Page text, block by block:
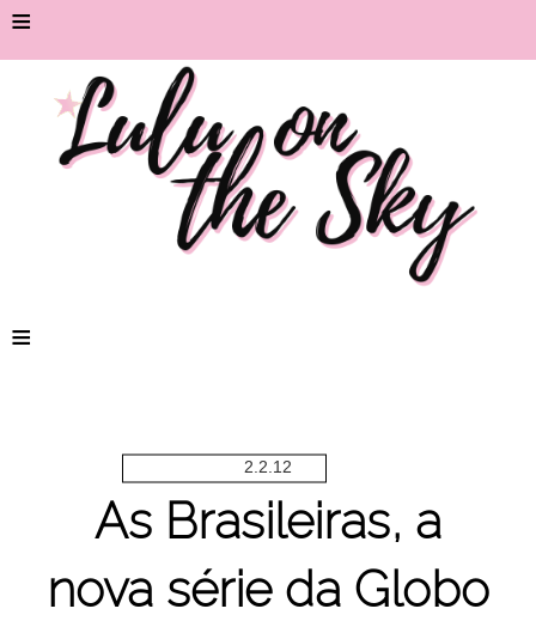
≡
≡
2.2.12
As Brasileiras, a
nova série da Globo